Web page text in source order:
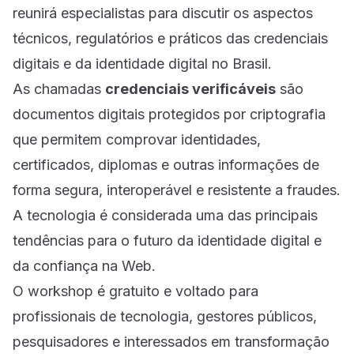
reunirá especialistas para discutir os aspectos
técnicos, regulatórios e práticos das credenciais
digitais e da identidade digital no Brasil.
As chamadas credenciais verificáveis são
documentos digitais protegidos por criptografia
que permitem comprovar identidades,
certificados, diplomas e outras informações de
forma segura, interoperável e resistente a fraudes.
A tecnologia é considerada uma das principais
tendências para o futuro da identidade digital e
da confiança na Web.
O workshop é gratuito e voltado para
profissionais de tecnologia, gestores públicos,
pesquisadores e interessados em transformação